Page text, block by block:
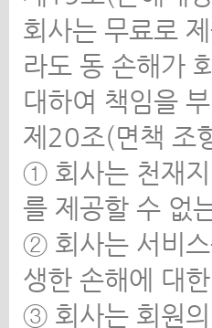
회사는 무료로
라도 동 손해가
대하여 책임을
제20조(면책 조
① 회사는 천재지
를 제공할 수 없
② 회사는 서비
생한 손해에 대
③ 회사는 회원의